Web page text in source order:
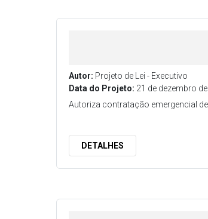
Autor: Projeto de Lei - Executivo
Data do Projeto: 21 de dezembro
Autoriza contratação emergencial
DETALHES